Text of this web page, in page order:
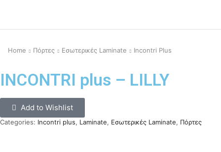
Home Πόρτες Εσωτερικές Laminate Incontri Plus
INCONTRI plus – LILLY
Add to Wishlist
Categories: Incontri plus, Laminate, Εσωτερικές Laminate, Πόρτες